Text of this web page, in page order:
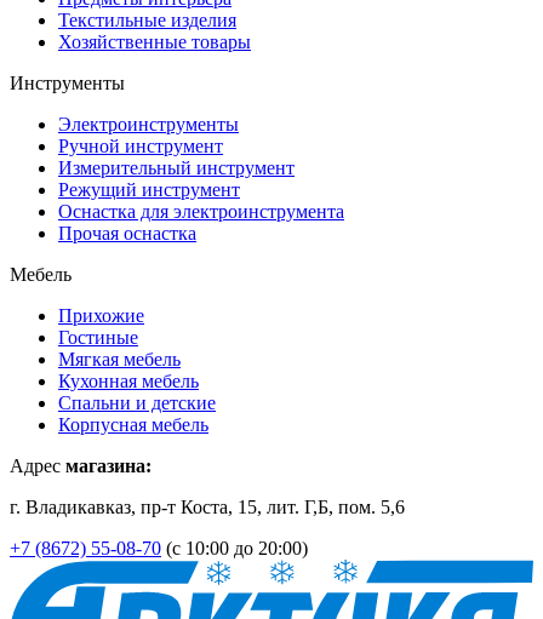
Текстильные изделия
Хозяйственные товары
Инструменты
Электроинструменты
Ручной инструмент
Измерительный инструмент
Режущий инструмент
Оснастка для электроинструмента
Прочая оснастка
Мебель
Прихожие
Гостиные
Мягкая мебель
Кухонная мебель
Спальни и детские
Корпусная мебель
Адрес магазина:
г. Владикавказ, пр-т Коста, 15, лит. Г,Б, пом. 5,6
+7 (8672) 55-08-70 (с 10:00 до 20:00)